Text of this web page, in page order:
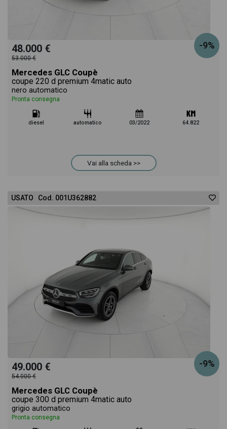
-9%
48.000 €
53.000 €
Mercedes GLC Coupè
coupe 220 d premium 4matic auto
nero automatico
Pronta consegna
diesel automatico 03/2022 64.822
Vai alla scheda >>
USATO Cod. 001U362882
-9%
49.000 €
54.000 €
Mercedes GLC Coupè
coupe 300 d premium 4matic auto
grigio automatico
Pronta consegna